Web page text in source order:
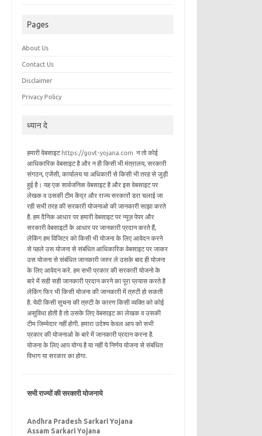
Pages
About Us
Contact Us
Disclaimer
Privacy Policy
ध्यान दे
हमारी वेबसाइट https://govt-yojana.com न तो कोई
आधिकारिक वेबसाइट है और न ही किसी भी मंत्रालय, सरकारी
संगठन, एजेंसी, कार्यालय या अधिकारी से किसी भी तरह से जुड़ी
हुई है। यह एक सार्वजनिक वेबसाइट है और इस वेबसाइट पर
लेखक व उसकी टीम केंद्र और राज्य सरकारों डरा चलाई जा
रही सभी तरह की सरकारी योजनाओ की जानकारी साझा करते
है. हम दैनिक आधार पर हमारी वेबसाइट पर न्यूज़ पेपर और
सरकारी वेबसाइटों के आधार पर जानकारी प्रदान करते हैं,
लेकिंग हम विजिटर को किसी भी योजना के लिए आवेदन करने
से पहले उस योजना से संबंधित आधिकारिक वेबसाइट पर जाकर
उस योजना से संबंधित जानकारी जरुर ले उसके बाद ही योजना
के लिए आवेदन करे. हम सभी प्रकार की सरकारी योजनो के
बारे में सही सही जानकारी प्रदान करने का पूरा प्रयास करते है
लेकिंग फिर भी किसी योजना की जानकारी में त्रुटी हो सकती
है. येदी किसी सुचना की त्रुटी के कारण किसी व्यक्ति को कोई
असुविधा होती है तो उसके लिए वेबसाइट का लेखक व उसकी
टीम जिम्मेदार नहीं होगी. हमारा उदेश्य केवल आप को सभी
प्रकार की योजनाओ के बारे में जानकारी प्रदान करना है.
योजना के लिए आप योग्य है या नहीं ये निर्णय योजना से संबंधित
विभाग या सरकार का होगा.
सभी राज्यों की सरकारी योजनाये
Andhra Pradesh Sarkari Yojana
Assam Sarkari Yojana